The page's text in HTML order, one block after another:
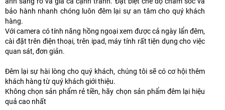
bảo hành nhanh chóng luôn đêm lại sự an tâm cho quý khách
hàng.
Với camera có tính năng hồng ngoại xem được cả ngày lẩn đêm,
cài đặt trên điện thoại, trên ipad, máy tính rất tiện dụng cho việc
quan sát, đơn giản.
Đêm lại sự hài lòng cho quý khách, chúng tôi sẽ có cơ hội thêm
khách hàng từ quý khách giới thiệu.
Không chọn sản phẩm rẻ tiền, hãy chọn sản phẩm đêm lại hiệu
quả cao nhất